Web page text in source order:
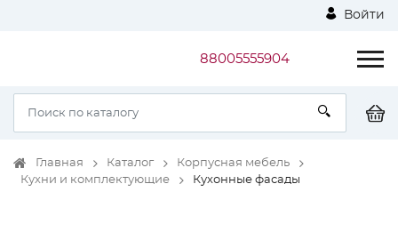
Войти
88005555904
Главная Каталог
Корпусная мебель
Кухни и комплектующие
Кухонные фасады